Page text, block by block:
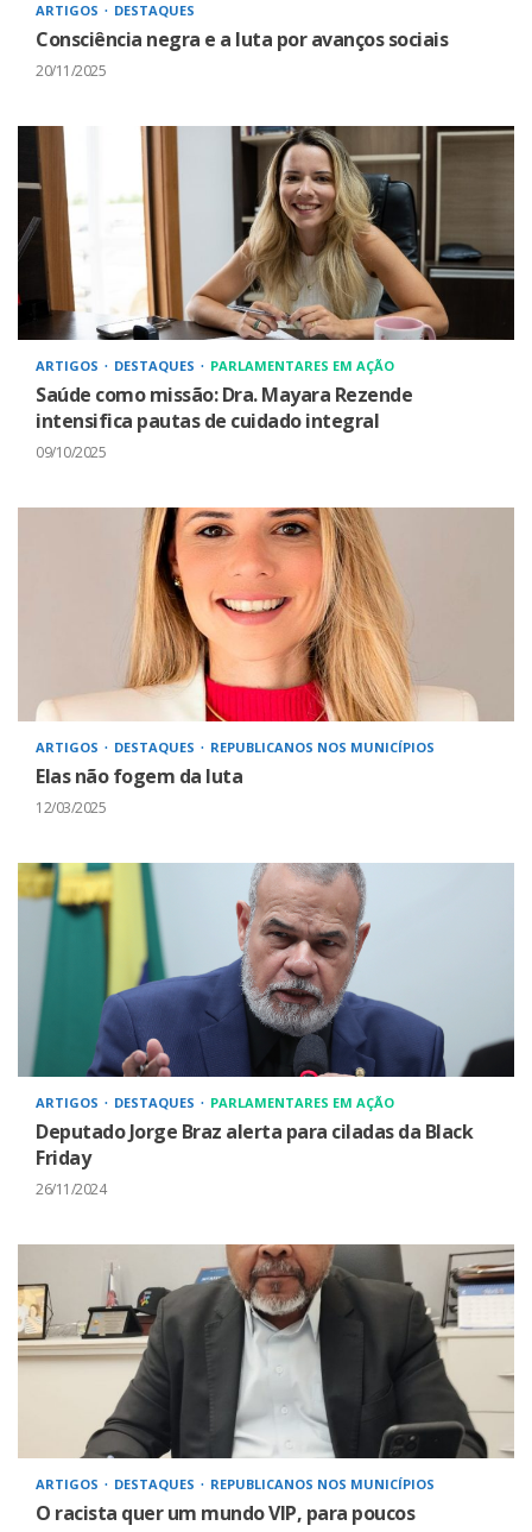
ARTIGOS DESTAQUES
Consciência negra e a luta por avanços sociais
20/11/2025
ARTIGOS DESTAQUES PARLAMENTARES EM AÇÃO
Saúde como missão: Dra. Mayara Rezende
intensifica pautas de cuidado integral
09/10/2025
ARTIGOS DESTAQUES REPUBLICANOS NOS MUNICÍPIOS
Elas não fogem da luta
12/03/2025
ARTIGOS DESTAQUES PARLAMENTARES EM AÇÃO
Deputado Jorge Braz alerta para ciladas da Black
Friday
26/11/2024
ARTIGOS DESTAQUES REPUBLICANOS NOS MUNICÍPIOS
O racista quer um mundo VIP, para poucos